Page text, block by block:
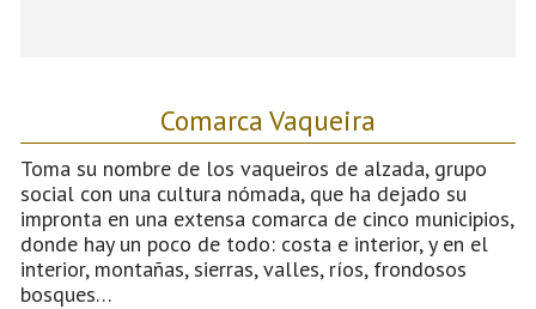
Comarca Vaqueira
Toma su nombre de los vaqueiros de alzada, grupo
social con una cultura nómada, que ha dejado su
impronta en una extensa comarca de cinco municipios,
donde hay un poco de todo: costa e interior, y en el
interior, montañas, sierras, valles, ríos, frondosos
bosques…